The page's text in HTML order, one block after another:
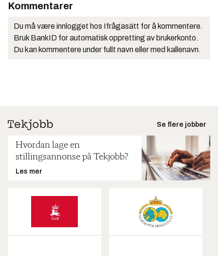
Kommentarer
Du må være innlogget hos Ifrågasätt for å kommentere.
Bruk BankID for automatisk oppretting av brukerkonto.
Du kan kommentere under fullt navn eller med kallenavn.
Se flere jobber
Hvordan lage en
stillingsannonse på Tekjobb?
Les mer